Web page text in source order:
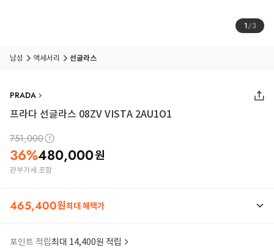
1/3
남성 액세서리 선글라스
PRADA
프라다 선글라스 08ZV VISTA 2AU1O1
751,000
36%480,000원
관부가세 포함
465,400원최대 혜택가
포인트 적립최대 14,400원 적립